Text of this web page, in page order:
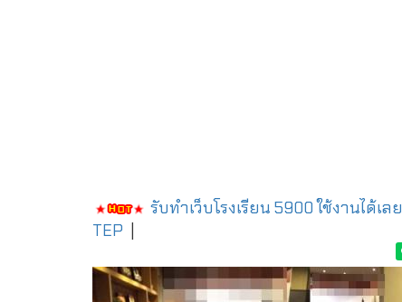
รับทำเว็บโรงเรียน 5900 ใช้งานได้เลย
TEP